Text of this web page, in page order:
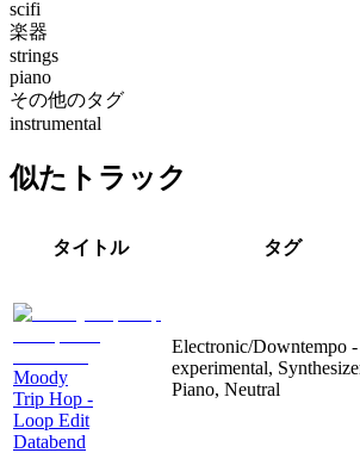
scifi
楽器
strings
piano
その他のタグ
instrumental
似たトラック
タイトル タグ
Moody
Trip Hop -
Loop Edit
Databend
Electronic/Downtempo -
experimental,
Piano, Neutral